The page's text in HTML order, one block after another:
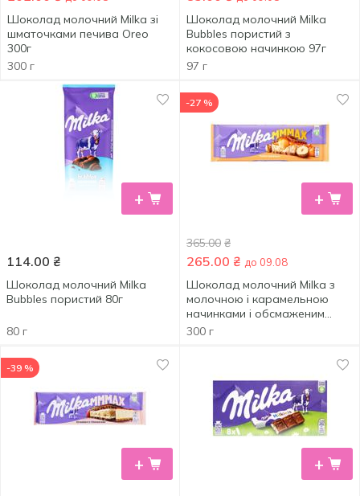
Шоколад молочний Milka зі
шматочками печива Oreo
300г
300 г
Шоколад молочний Milka
Bubbles пористий з
кокосовою начинкою 97г
97 г
+
114.00 ₴
Шоколад молочний Milka
Bubbles пористий 80г
80 г
+
-27 %
365.00 ₴
265.00 ₴ до 09.08
Шоколад молочний Milka з
молочною і карамельною
начинками і обсмаженим
цілим фундуком 300г
300 г
+
-39 %
+